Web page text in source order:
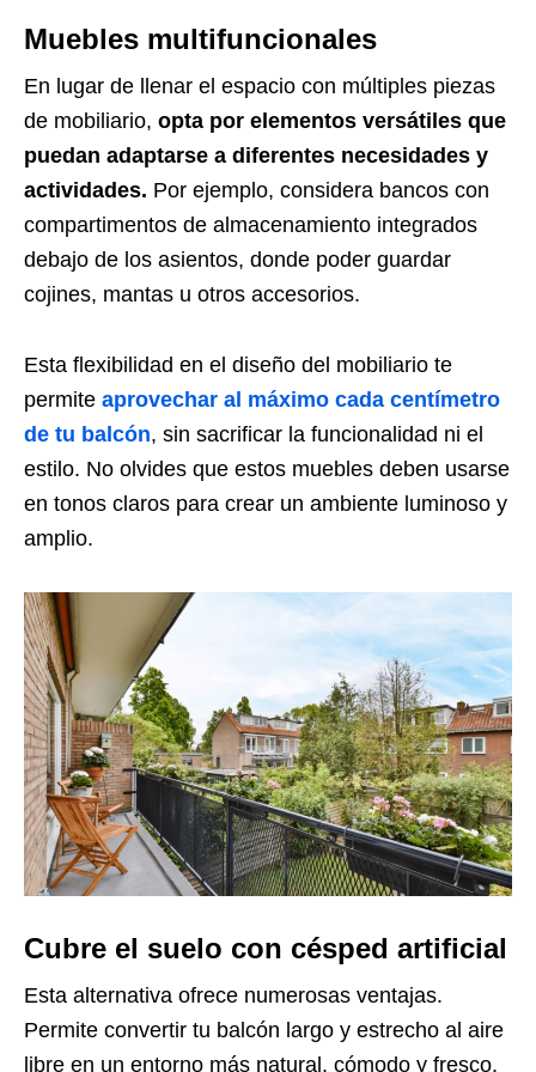
Muebles multifuncionales
En lugar de llenar el espacio con múltiples piezas
de mobiliario, opta por elementos versátiles que
puedan adaptarse a diferentes necesidades y
actividades. Por ejemplo, considera bancos con
compartimentos de almacenamiento integrados
debajo de los asientos, donde poder guardar
cojines, mantas u otros accesorios.
Esta flexibilidad en el diseño del mobiliario te
permite aprovechar al máximo cada centímetro
de tu balcón, sin sacrificar la funcionalidad ni el
estilo. No olvides que estos muebles deben usarse
en tonos claros para crear un ambiente luminoso y
amplio.
Cubre el suelo con césped artificial
Esta alternativa ofrece numerosas ventajas.
Permite convertir tu balcón largo y estrecho al aire
libre en un entorno más natural, cómodo y fresco.